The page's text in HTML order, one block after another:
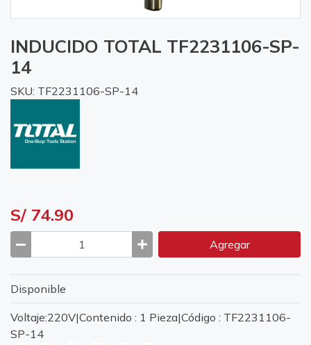
INDUCIDO TOTAL TF2231106-SP-
14
SKU: TF2231106-SP-14
S/ 74.90
Agregar
Disponible
Voltaje:220V|Contenido : 1 Pieza|Código : TF2231106-
SP-14